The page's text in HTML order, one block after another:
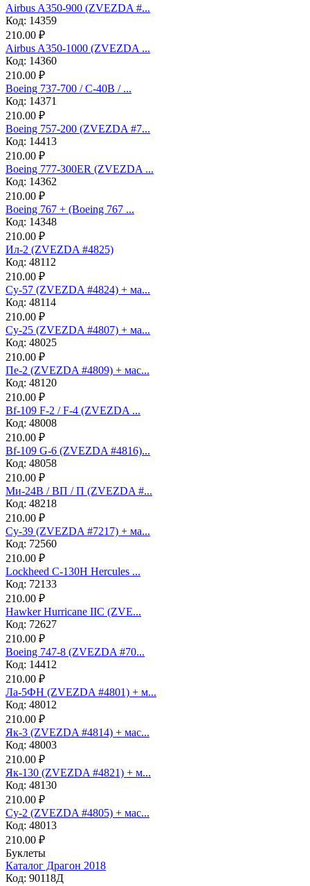
Airbus A350-900 (ZVEZDA #...
Код: 14359
210.00 ₽
Airbus A350-1000 (ZVEZDA ...
Код: 14360
210.00 ₽
Boeing 737-700 / C-40B / ...
Код: 14371
210.00 ₽
Boeing 757-200 (ZVEZDA #7...
Код: 14413
210.00 ₽
Boeing 777-300ER (ZVEZDA ...
Код: 14362
210.00 ₽
Boeing 767 + (Boeing 767 ...
Код: 14348
210.00 ₽
Ил-2 (ZVEZDA #4825)
Код: 48112
210.00 ₽
Су-57 (ZVEZDA #4824) + ма...
Код: 48114
210.00 ₽
Су-25 (ZVEZDA #4807) + ма...
Код: 48025
210.00 ₽
Пе-2 (ZVEZDA #4809) + мас...
Код: 48120
210.00 ₽
Bf-109 F-2 / F-4 (ZVEZDA ...
Код: 48008
210.00 ₽
Bf-109 G-6 (ZVEZDA #4816)...
Код: 48058
210.00 ₽
Ми-24В / ВП / П (ZVEZDA #...
Код: 48218
210.00 ₽
Су-39 (ZVEZDA #7217) + ма...
Код: 72560
210.00 ₽
Lockheed C-130H Hercules ...
Код: 72133
210.00 ₽
Hawker Hurricane IIC (ZVE...
Код: 72627
210.00 ₽
Boeing 747-8 (ZVEZDA #70...
Код: 14412
210.00 ₽
Ла-5ФН (ZVEZDA #4801) + м...
Код: 48012
210.00 ₽
Як-3 (ZVEZDA #4814) + мас...
Код: 48003
210.00 ₽
Як-130 (ZVEZDA #4821) + м...
Код: 48130
210.00 ₽
Су-2 (ZVEZDA #4805) + мас...
Код: 48013
210.00 ₽
Буклеты
Каталог Драгон 2018
Код: 90118Д